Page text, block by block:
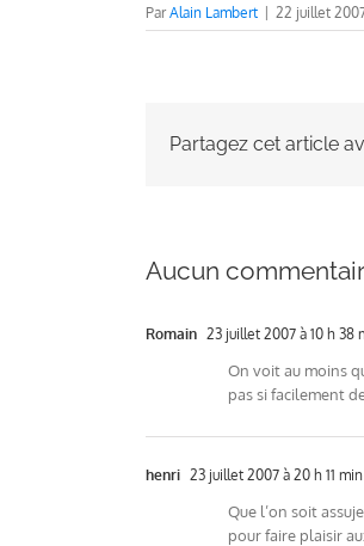
ParAlain Lambert 22 juillet
Partagez cet article
Aucun
Romain 23 juillet 2007 à 10 h 38
On voit au moins
pas si facilement
henri 23 juillet 2007 à 20 h 11 min
Que l’on soit
pour faire plaisir